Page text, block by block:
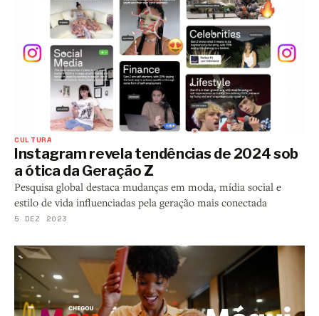
CULTURA
Instagram revela tendências de 2024 sob
a ótica da Geração Z
Pesquisa global destaca mudanças em moda, mídia social e
estilo de vida influenciadas pela geração mais conectada
5 DEZ 2023